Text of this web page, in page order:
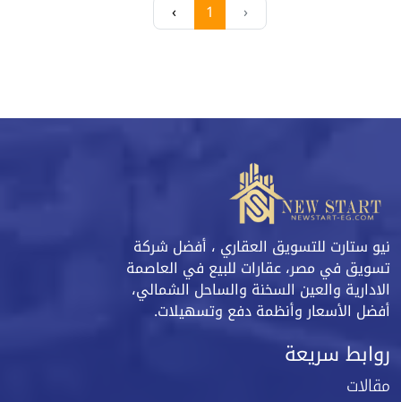
‹
1
›
نيو ستارت للتسويق العقاري ، أفضل شركة
تسويق في مصر، عقارات للبيع في العاصمة
الادارية والعين السخنة والساحل الشمالي،
أفضل الأسعار وأنظمة دفع وتسهيلات.
روابط سريعة
مقالات